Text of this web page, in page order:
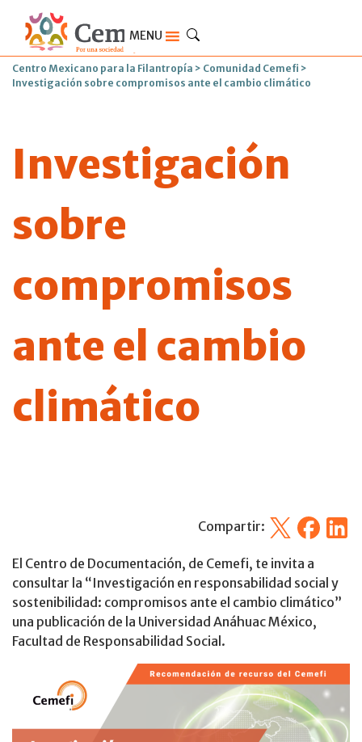
MENU
Centro Mexicano para la Filantropía > Comunidad Cemefi >
Investigación sobre compromisos ante el cambio climático
Investigación
sobre
compromisos
ante el cambio
climático
Compartir: X Facebook
El Centro de Documentación, de Cemefi, te invita a
consultar la “Investigación en responsabilidad social y
sostenibilidad: compromisos ante el cambio climático”
una publicación de la Universidad Anáhuac México,
Facultad de Responsabilidad Social.